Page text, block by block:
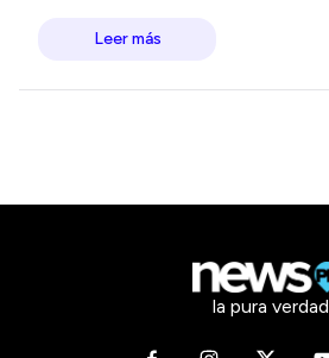
Leer más
la pura verdad